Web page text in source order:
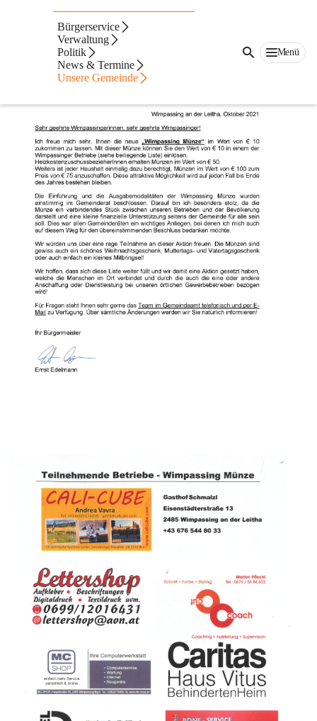
Bürgerservice
Verwaltung
Politik
News & Termine
Unsere Gemeinde
Menü
Wimpassing Münzen